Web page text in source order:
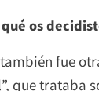
qué os
fue
que trataba